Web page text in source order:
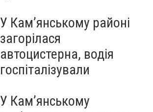
У Кам’янському районі
загорілася
автоцистерна, водія
госпіталізували
У Кам’янському